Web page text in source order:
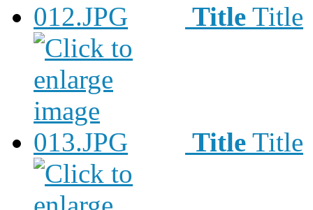
Title Title
Title Title